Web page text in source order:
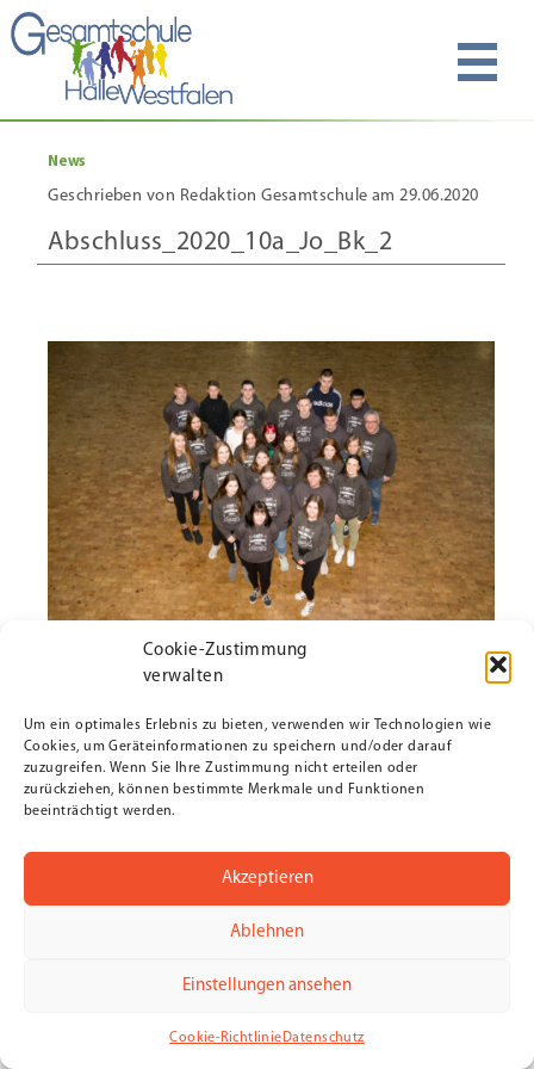
Cookie-Zustimmung
verwalten
Um ein optimales Erlebnis zu bieten, verwenden wir Technologien wie
Cookies, um Geräteinformationen zu speichern und/oder darauf
zuzugreifen. Wenn Sie Ihre Zustimmung nicht erteilen oder
zurückziehen, können bestimmte Merkmale und Funktionen
beeinträchtigt werden.
Akzeptieren
Ablehnen
Einstellungen ansehen
Cookie-Richtlinie Datenschutz
News
Geschrieben von Redaktion Gesamtschule am 29.06.2020
Abschluss_2020_10a_Jo_Bk_2